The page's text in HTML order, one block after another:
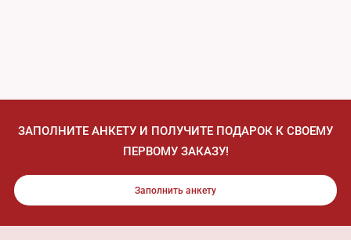
ЗАПОЛНИТЕ АНКЕТУ И ПОЛУЧИТЕ ПОДАРОК К СВОЕМУ
ПЕРВОМУ ЗАКАЗУ!
Заполнить анкету